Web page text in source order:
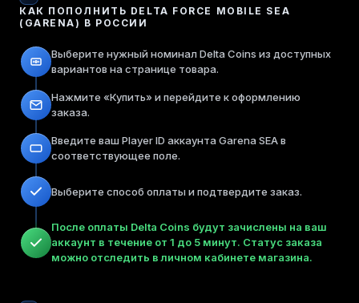
КАК ПОПОЛНИТЬ DELTA FORCE MOBILE SEA
(GARENA) В РОССИИ
Выберите нужный номинал Delta Coins из доступных
вариантов на странице товара.
Нажмите «Купить» и перейдите к оформлению
заказа.
Введите ваш Player ID аккаунта Garena SEA в
соответствующее поле.
Выберите способ оплаты и подтвердите заказ.
После оплаты Delta Coins будут зачислены на ваш
аккаунт в течение от 1 до 5 минут. Статус заказа
можно отследить в личном кабинете магазина.